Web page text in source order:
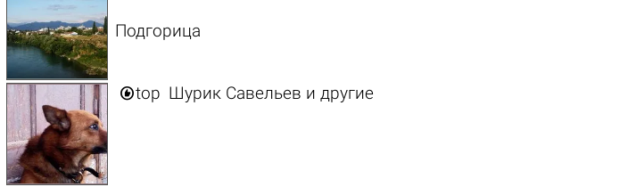
Подгорица
top Шурик Савельев и другие